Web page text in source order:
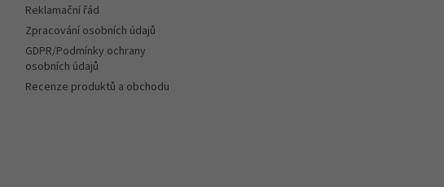
Reklamační řád
Zpracování osobních údajů
GDPR/Podmínky ochrany
osobních údajů
Recenze produktů a obchodu